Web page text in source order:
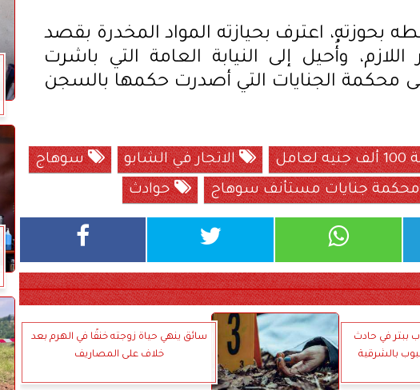
بحوزته، اعترف بحيازته المواد المخدرة بقصد
وأُحيل إلى النيابة العامة التي باشرت
إلى محكمة الجنايات التي أصدرت حكمها بالسجن
الاتجار في الشابو
سوهاج
جنايات مستأنف سوهاج حوادث
في حادث
بالشرقية
سائق ينهي حياة زوجته خنقًا في الهرم بعد
خلاف على المصاريف